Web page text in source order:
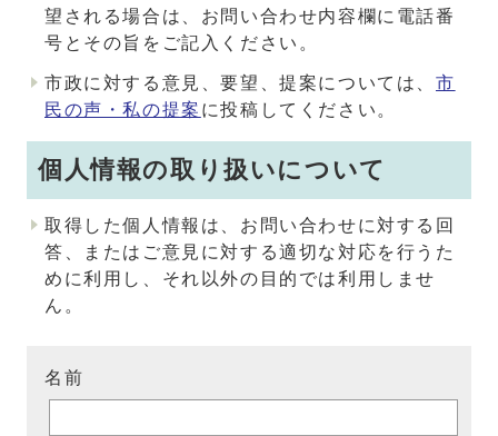
望される場合は、お問い合わせ内容欄に電話番
号とその旨をご記入ください。
市政に対する意見、要望、提案については、 市
民の声・私の提案 に投稿してください。
個人情報の取り扱いについて
取得した個人情報は、お問い合わせに対する回
答、またはご意見に対する適切な対応を行うた
めに利用し、それ以外の目的では利用しませ
ん。
名前